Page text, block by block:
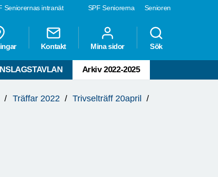
SPF Seniorerna Senioren
Seniorernas intranät
Kontakt Mina sidor Sök
Arkiv 2022-2025
Träffar 2022 Trivselträff 20april